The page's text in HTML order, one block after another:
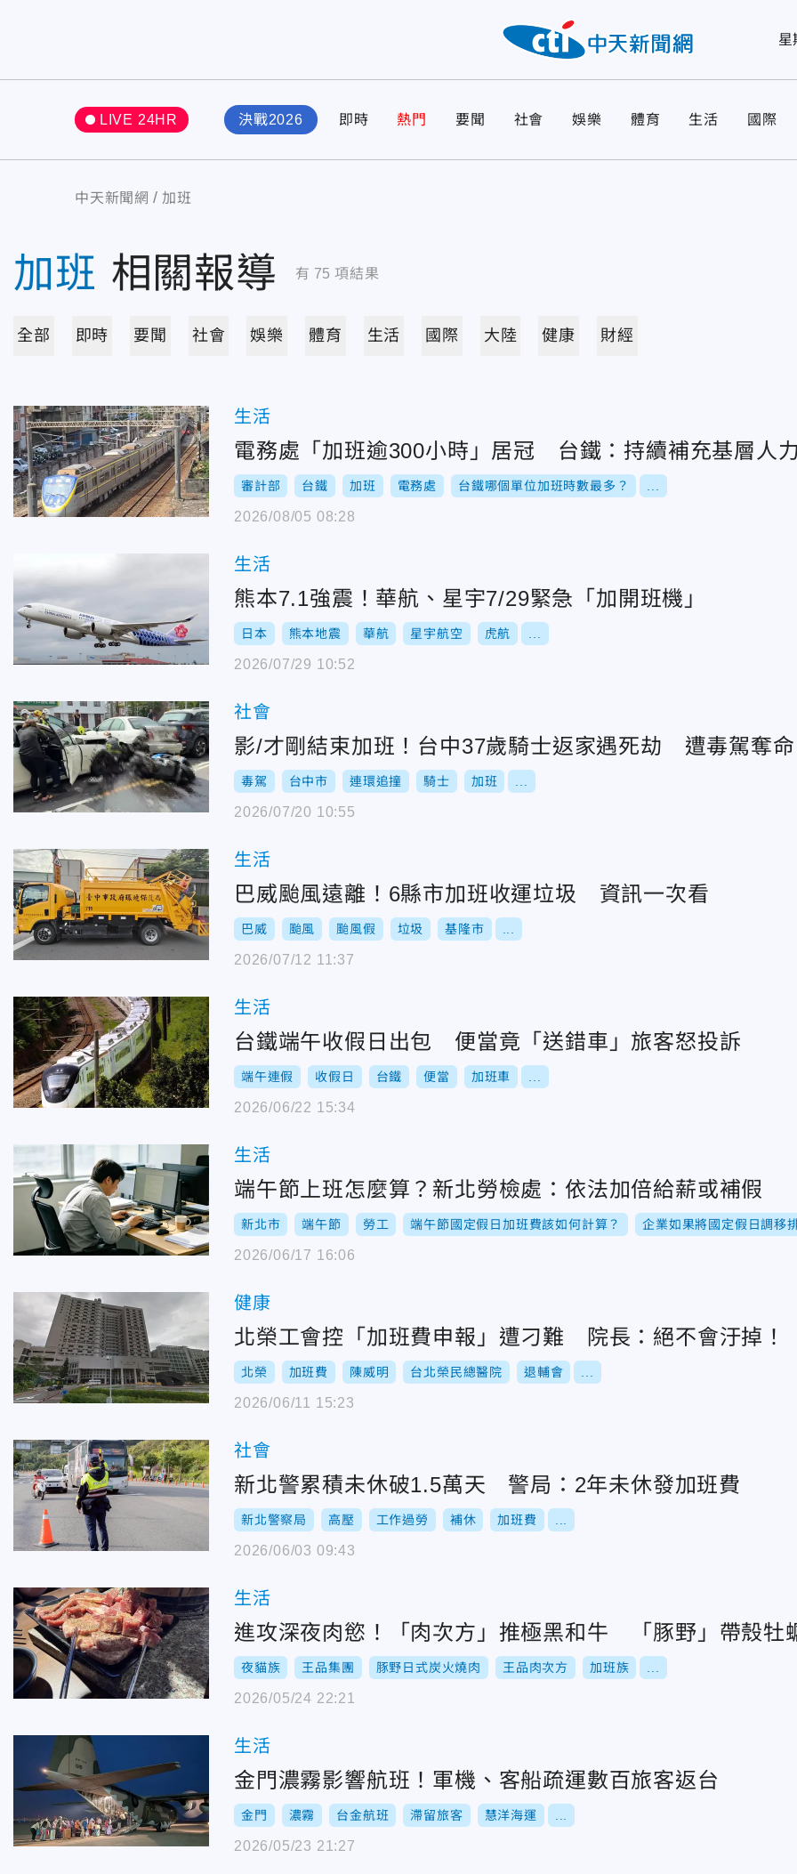
星
LIVE 24HR 決戰2026 即時 熱門 要聞 社會 娛樂 體育 生活 國際
中天新聞網 加班
加班 相關報導 有 75 項結果
全部 即時 要聞 社會 娛樂 體育 生活 國際 大陸 健康 財經
生活
電務處「加班逾300小時」居冠 台鐵：持續補充基層人
審計部 台鐵 加班 電務處 台鐵哪個單位加班時數最多？
2026/08/05 08:28
生活
熊本7.1強震！華航、星宇7/29緊急「加開班機」
日本 熊本地震 華航 星宇航空 虎航
2026/07/29 10:52
社會
影/才剛結束加班！台中37歲騎士返家遇死劫 遭毒駕奪命
毒駕 台中市 連環追撞 騎士 加班
2026/07/20 10:55
生活
巴威颱風遠離！6縣市加班收運垃圾 資訊一次看
巴威 颱風 颱風假 垃圾 基隆市
2026/07/12 11:37
生活
台鐵端午收假日出包 便當竟「送錯車」旅客怒投訴
端午連假 收假日 台鐵 便當 加班車
2026/06/22 15:34
生活
端午節上班怎麼算？新北勞檢處：依法加倍給薪或補假
新北市 端午節 勞工 端午節國定假日加班費該如何計算？ 企業如果將國定假日調移
2026/06/17 16:06
健康
北榮工會控「加班費申報」遭刁難 院長：絕不會汙掉！
北榮 加班費 陳威明 台北榮民總醫院 退輔會
2026/06/11 15:23
社會
新北警累積未休破1.5萬天 警局：2年未休發加班費
新北警察局 高壓 工作過勞 補休 加班費
2026/06/03 09:43
生活
進攻深夜肉慾！「肉次方」推極黑和牛 「豚野」帶殼牡
夜貓族 王品集團 豚野日式炭火燒肉 王品肉次方 加班族
2026/05/24 22:21
生活
金門濃霧影響航班！軍機、客船疏運數百旅客返台
金門 濃霧 台金航班 滯留旅客 慧洋海運
2026/05/23 21:27